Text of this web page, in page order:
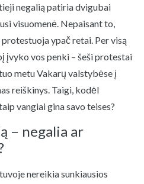
negalią patiria dvigubai
visuomenė. Nepaisant to,
ypač retai. Per visą
įvyko vos penki – šeši protestai
metu Vakarų valstybėse į
reiškinys. Taigi, kodėl
vangiai gina savo teises?
– negalia ar
nereikia sunkiausios